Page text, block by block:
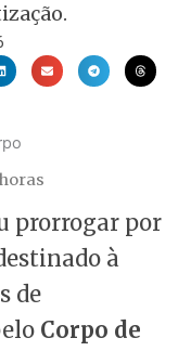
prorrogar por
à
de
Corpo de